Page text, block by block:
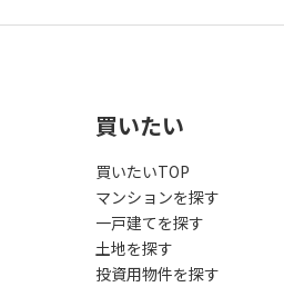
買いたい
買いたいTOP
マンションを探す
一戸建てを探す
土地を探す
投資用物件を探す